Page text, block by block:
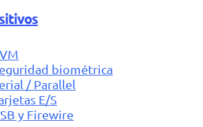
biométrica
/ Parallel
E/S
y Firewire